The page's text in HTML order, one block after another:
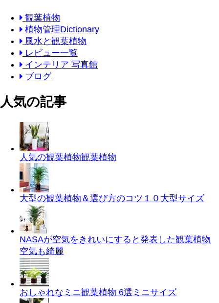
観葉植物
植物管理Dictionary
風水と観葉植物
レビュー一覧
インテリア 写真館
ブログ
人気の記事
人気の観葉植物観葉植物
大型の観葉植物＆選び方のコツ１０ 大型サイズ
NASAが空気をきれいにすると発表した観葉植物
空気も綺麗
おしゃれなミニ観葉植物 6選 ミニサイズ